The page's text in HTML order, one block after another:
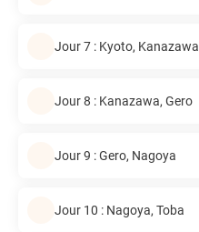
Jour 7 : Kyoto, Kanazawa
Jour 8 : Kanazawa, Gero
Jour 9 : Gero, Nagoya
Jour 10 : Nagoya, Toba